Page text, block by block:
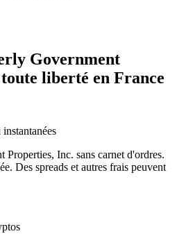
Government
liberté en France
Properties, Inc. sans carnet d'ordres.
Des spreads et autres frais peuvent